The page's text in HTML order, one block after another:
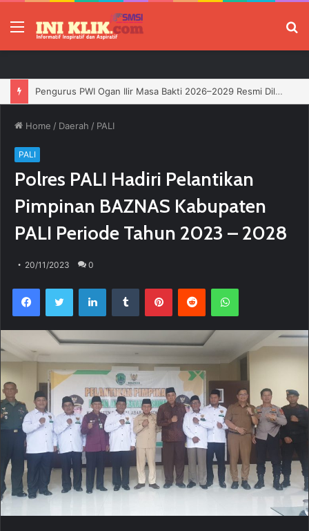
Menu
Jelang HUT RI, 3 Sumur Infill Baru di Zona 4 Dukung Kedaulatan Energi
Home / Daerah / PALI
PALI
Polres PALI Hadiri Pelantikan
Pimpinan BAZNAS Kabupaten
PALI Periode Tahun 2023 – 2028
20/11/2023 0